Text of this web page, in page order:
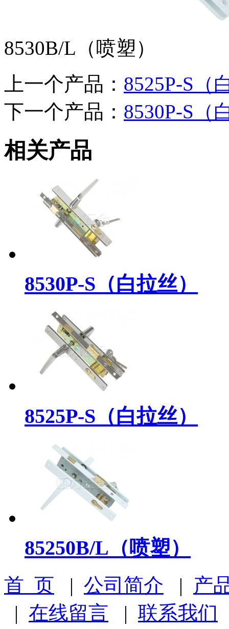
8530B/L（喷塑）
上一个产品： 8525P-S（
下一个产品： 8530P-S（
相关产品
8530P-S（白拉丝）
8525P-S（白拉丝）
85250B/L（喷塑）
首 页 | 公司简介 | 产
| 在线留言 | 联系我们